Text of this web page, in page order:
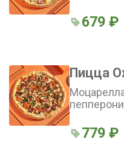
679 ₽
Пицца
зелень (30
779 ₽